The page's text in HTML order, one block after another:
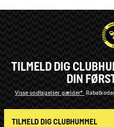
TILMELD DIG
DIN
Visse undtagelser gælder*
TILMELD DIG CLUBHUMMEL